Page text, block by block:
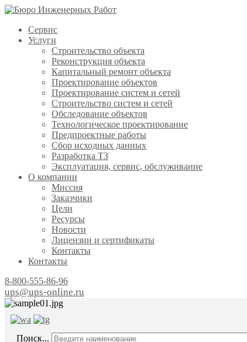
Сервис
Услуги
Строительство объекта
Реконструкция объекта
Капитальный ремонт объекта
Проектирование объектов
Проектирование систем и сетей
Строительство систем и сетей
Обследование объектов
Технологическое проектирование
Предпроектные работы
Сбор исходных данных
Разработка ТЗ
Эксплуатация, сервис, обслуживание
О компании
Миссия
Заказчики
Цели
Ресурсы
Новости
Лицензии и сертификаты
Контакты
Контакты
8-800-555-86-96
ups@ups-online.ru
ОТ
Поиск...